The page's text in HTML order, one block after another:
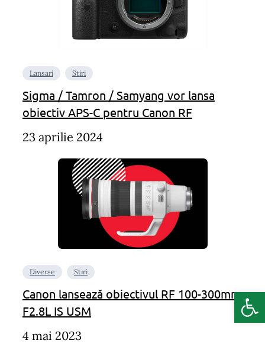
Lansari Stiri
Sigma / Tamron / Samyang vor lansa
obiectiv APS-C pentru Canon RF
23 aprilie 2024
Diverse Stiri
Canon lansează obiectivul RF 100-300mm
F2.8L IS USM
4 mai 2023